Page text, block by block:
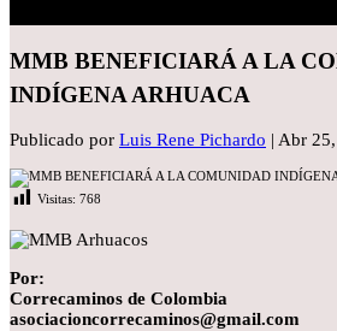
MMB BENEFICIARÁ A LA
INDÍGENA ARHUACA
Publicado por Luis Rene Pichardo | Abr
Visitas: 768
Por:
Correcaminos de Colombia
asociacioncorrecaminos@gmail.com